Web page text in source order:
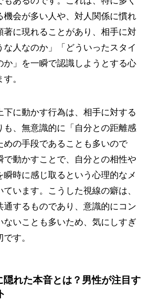
機会が多い人や、対人関係に慣れ
著に現れることがあり、相手に対
な人なのか」「どういったスタイ
か」を一瞬で認識しようとする心
。
下に動かす行為は、相手に対する
も、無意識的に「自分との距離感
めの手段であることも多いので
で動かすことで、自分との相性や
瞬時に感じ取るという心理的なメ
ています。こうした視線の癖は、
通するものであり、意識的にコン
ないことも多いため、気にしすぎ
す。
隠れた本音とは？男性が注目す